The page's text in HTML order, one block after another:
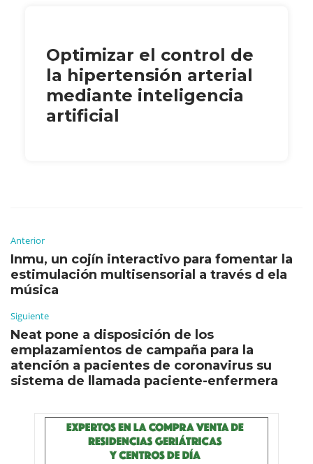
Optimizar el control de
la hipertensión arterial
mediante inteligencia
artificial
Anterior
Inmu, un cojín interactivo para fomentar la
estimulación multisensorial a través d ela
música
Siguiente
Neat pone a disposición de los
emplazamientos de campaña para la
atención a pacientes de coronavirus su
sistema de llamada paciente-enfermera